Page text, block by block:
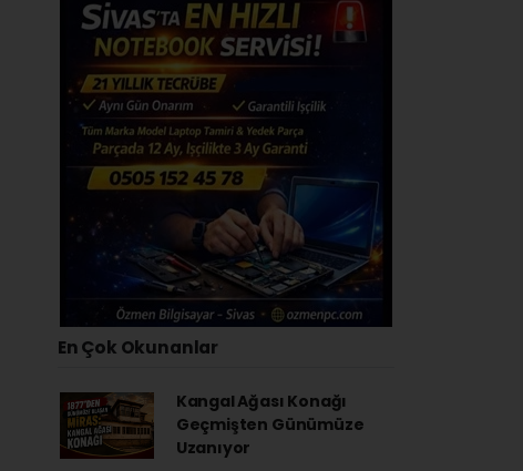
En Çok Okunanlar
Kangal Ağası Konağı
Geçmişten Günümüze
Uzanıyor